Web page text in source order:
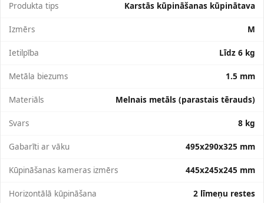
Produkta tips Karstās kūpināšanas kūpinātava
Izmērs M
Ietilpība Līdz 6 kg
Metāla biezums 1.5 mm
Materiāls Melnais metāls (parastais tērauds)
Svars 8 kg
Gabarīti ar vāku 495x290x325 mm
Kūpināšanas kameras izmērs 445x245x245 mm
Horizontālā kūpināšana 2 līmeņu restes